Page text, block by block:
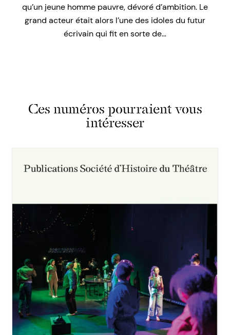
qu’un jeune homme pauvre, dévoré d’ambition. Le
grand acteur était alors l’une des idoles du futur
écrivain qui fit en sorte de…
Ces numéros pourraient vous
intéresser